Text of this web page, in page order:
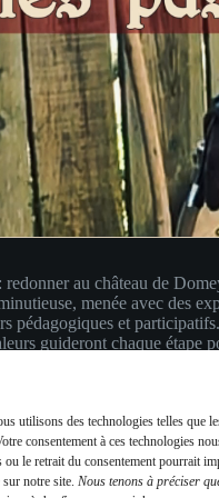
utilisons des technologies telles que
consentement à ces technologies
le retrait du consentement pourrait
notre site. Nous tenons à préciser
au château de
menée avec des
pédagogiques et participatifs.
guideront chaque étape
un lieu vivant, accessible et
imaginons un espace
demain.